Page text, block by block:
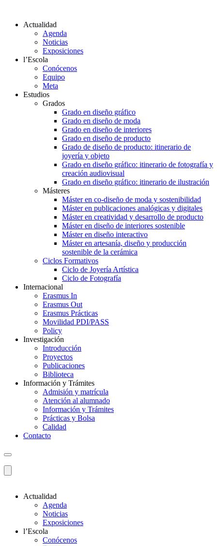
Actualidad
Agenda
Noticias
Exposiciones
l’Escola
Conócenos
Equipo
Meta
Estudios
Grados
Grado en diseño gráfico
Grado en diseño de moda
Grado en diseño de interiores
Grado en diseño de producto
Grado de diseño de producto: itinerario de
joyería y objeto
Grado en diseño gráfico: itinerario de fotografía y
creación audiovisual
Grado en diseño gráfico: itinerario de ilustración
Másteres
Máster en co-diseño de moda y sostenibilidad
Máster en publicaciones analógicas y digitales
Máster en creatividad y desarrollo de producto
Máster en diseño de interiores sostenible
Máster en diseño interactivo
Máster en artesanía, diseño y producción
sostenible de la cerámica
Ciclos Formativos
Ciclo de Joyería Artística
Ciclo de Fotografía
Internacional
Erasmus In
Erasmus Out
Erasmus Prácticas
Movilidad PDI/PASS
Policy
Investigación
Introducción
Proyectos
Publicaciones
Biblioteca
Información y Trámites
Admisión y matrícula
Atención al alumnado
Información y Trámites
Prácticas y Bolsa
Calidad
Contacto
Actualidad
Agenda
Noticias
Exposiciones
l’Escola
Conócenos